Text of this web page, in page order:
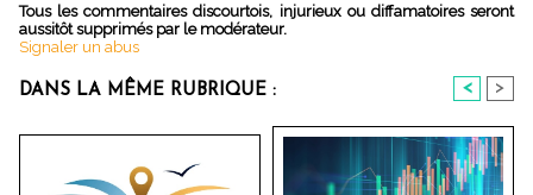
Tous les commentaires discourtois, injurieux ou diffamatoires seront
aussitôt supprimés par le modérateur.
Signaler un abus
DANS LA MÊME RUBRIQUE : < >